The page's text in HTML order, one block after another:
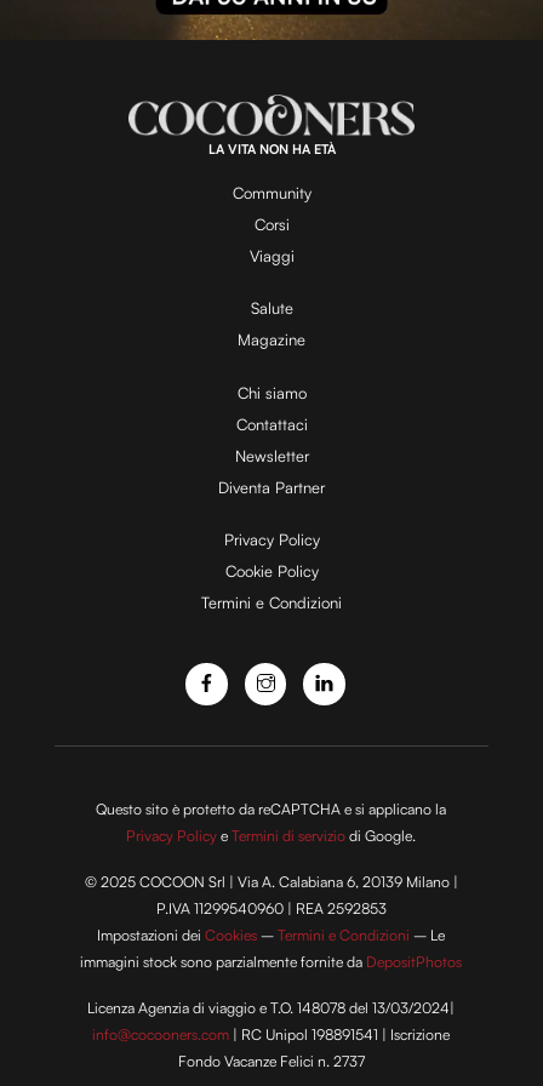
l
a
y
V
i
d
e
o
o
:
1
0
0
.
0
LA VITA NON HA ETÀ
Community
Corsi
Viaggi
Salute
Magazine
Chi siamo
Contattaci
Newsletter
Diventa Partner
Privacy Policy
Cookie Policy
Termini e Condizioni
Questo sito è protetto da reCAPTCHA e si applicano la
Privacy Policy eTermini di servizio di Google.
© 2025 COCOON Srl | Via A. Calabiana 6, 20139 Milano |
P.IVA 11299540960 | REA 2592853
Impostazioni deiCookies –Termini e Condizioni – Le
immagini stock sono parzialmente fornite da DepositPhotos
Licenza Agenzia di viaggio e T.O. 148078 del 13/03/2024|
info@cocooners.com | RC Unipol 198891541 | Iscrizione
Fondo Vacanze Felici n. 2737